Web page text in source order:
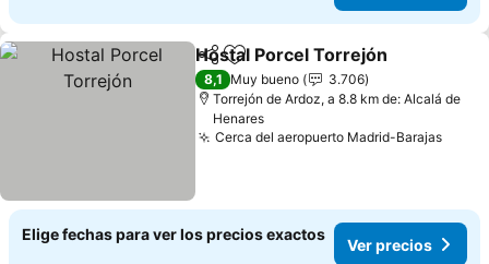
CompartirAgregar a favoritos
Hostal Porcel Torrejón
8,1 Muy bueno
3.706
Torrejón de Ardoz, a 8.8 km de: Alcalá de
Henares
Cerca del aeropuerto Madrid-Barajas
Elige fechas para ver los precios exactos
Ver precios